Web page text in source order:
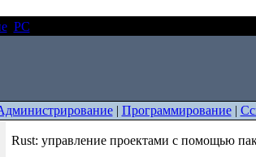
PC
| Программирование|
Rust: управление проектами с помощью